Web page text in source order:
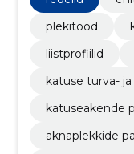
plekitööd
liistprofiilid
katuse turva-
katuseakende
aknaplekkide